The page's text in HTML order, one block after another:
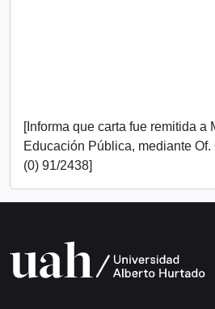
[Informa que carta fue remitida a
Educación Pública, mediante Of.
(0) 91/2438]